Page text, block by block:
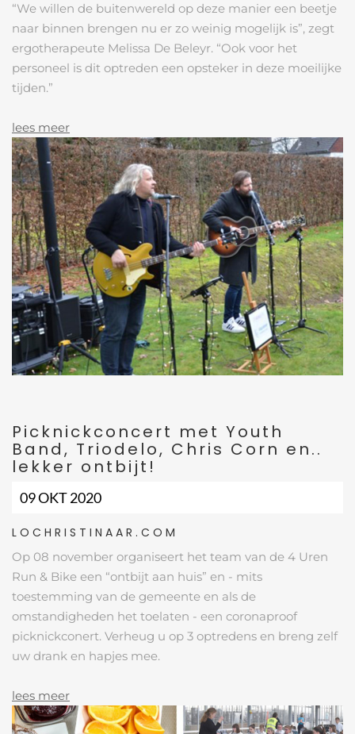
“We willen de buitenwereld op deze manier een beetje
naar binnen brengen nu er zo weinig mogelijk is”, zegt
ergotherapeute Melissa De Beleyr. “Ook voor het
personeel is dit optreden een opsteker in deze moeilijke
tijden.”
lees meer
Picknickconcert met Youth
Band, Triodelo, Chris Corn en..
lekker ontbijt!
09 OKT 2020
LOCHRISTINAAR.COM
Op 08 november organiseert het team van de 4 Uren
Run & Bike een “ontbijt aan huis” en - mits
toestemming van de gemeente en als de
omstandigheden het toelaten - een coronaproof
picknickconert. Verheug u op 3 optredens en breng zelf
uw drank en hapjes mee.
lees meer